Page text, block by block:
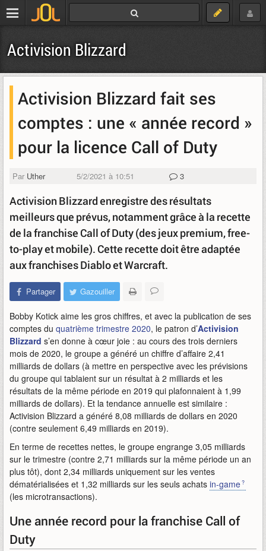
Activision Blizzard
Activision Blizzard fait ses
comptes : une « année record »
pour la licence Call of Duty
Par Uther 5/2/2021 à 10:51 3
Activision Blizzard enregistre des résultats
meilleurs que prévus, notamment grâce à la recette
de la franchise Call of Duty (des jeux premium, free-
to-play et mobile). Cette recette doit être adaptée
aux franchises Diablo et Warcraft.
Partager Gazouiller
Bobby Kotick aime les gros chiffres, et avec la publication de ses
comptes du quatrième trimestre 2020, le patron d’Activision
Blizzard s’en donne à cœur joie : au cours des trois derniers
mois de 2020, le groupe a généré un chiffre d’affaire 2,41
milliards de dollars (à mettre en perspective avec les prévisions
du groupe qui tablaient sur un résultat à 2 milliards et les
résultats de la même période en 2019 qui plafonnaient à 1,99
milliards de dollars). Et la tendance annuelle est similaire :
Activision Blizzard a généré 8,08 milliards de dollars en 2020
(contre seulement 6,49 milliards en 2019).
En terme de recettes nettes, le groupe engrange 3,05 milliards
sur le trimestre (contre 2,71 milliards sur la même période un an
plus tôt), dont 2,34 milliards uniquement sur les ventes
dématérialisées et 1,32 milliards sur les seuls achats in-game
(les microtransactions).
Une année record pour la franchise Call of
Duty